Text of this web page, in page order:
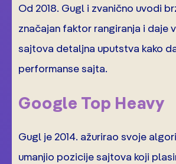
Od 2018. Gugl i zvanično uvodi
značajan faktor rangiranja i daje
sajtova detaljna uputstva kako
performanse sajta.
Google Top Heavy
Gugl je 2014. ažurirao svoje
umanjio pozicije sajtova koji